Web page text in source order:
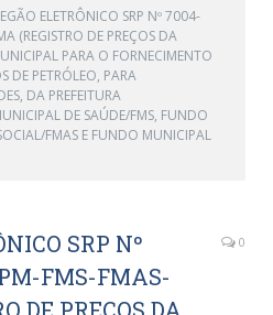
ELETRÔNICO SRP Nº 7004-
(REGISTRO DE PREÇOS DA
PARA O FORNECIMENTO
DE PETRÓLEO, PARA
DA PREFEITURA
DE SAÚDE/FMS, FUNDO
FMAS E FUNDO MUNICIPAL
SRP Nº
FMS-FMAS-
0